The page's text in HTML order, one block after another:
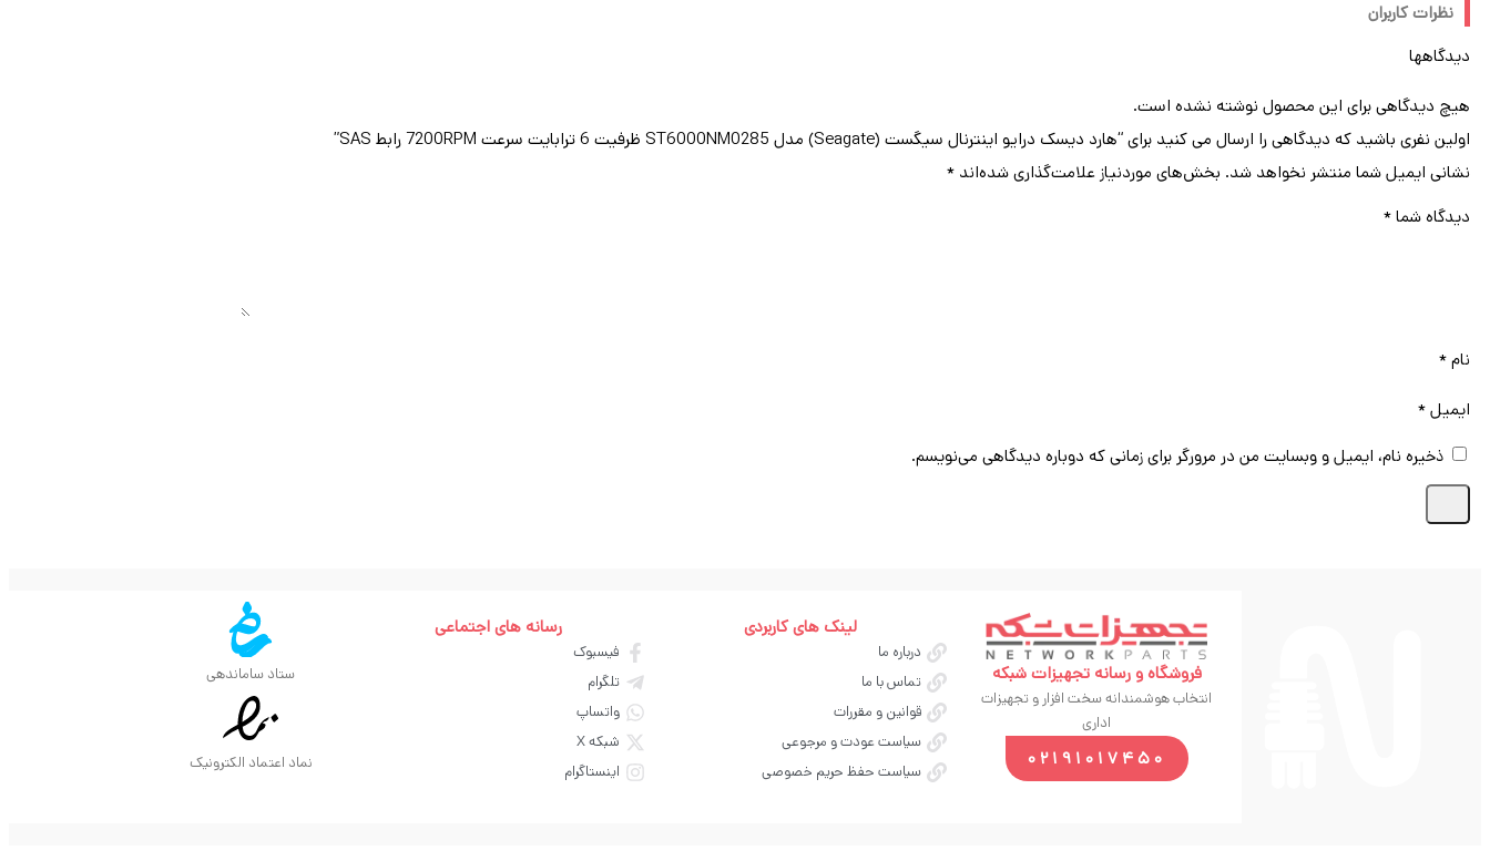
نظرات کاربران
دیدگاهها
هیچ دیدگاهی برای این محصول نوشته نشده است.
اولین نفری باشید که دیدگاهی را ارسال می کنید برای “هارد دیسک درایو اینترنال سیگست (Seagate) مدل ST6000NM0285 ظرفیت 6 ترابایت سرعت 7200RPM رابط SAS”
نشانی ایمیل شما منتشر نخواهد شد. بخش‌های موردنیاز علامت‌گذاری شده‌اند *
دیدگاه شما*
نام*
ایمیل*
ذخیره نام، ایمیل و وبسایت من در مرورگر برای زمانی که دوباره دیدگاهی می‌نویسم.
فروشگاه و رسانه تجهیزات شبکه
انتخاب هوشمندانه سخت افزار و تجهیزات
اداری
02191017450
لینک های کاربردی
درباره ما
تماس با ما
قوانین و مقررات
سیاست عودت و مرجوعی
سیاست حفظ حریم خصوصی
رسانه های اجتماعی
فیسبوک
تلگرام
واتساپ
شبکه X
اینستاگرام
ستاد ساماندهی
نماد اعتماد الکترونیک